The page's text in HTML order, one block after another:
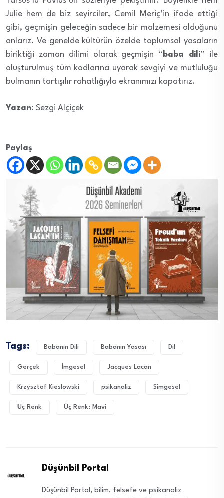
Julie hem de biz seyirciler, Cemil Meriç’in ifade ettiği
gibi, geçmişin geleceğin sadece bir malzemesi olduğunu
anlarız. Ve genelde kültürün özelde toplumsal yasaların
biriktiği zaman dilimi olarak geçmişin “baba dili” ile
oluşturulmuş tüm kodlarına uyarak sevgiyi ve mutluluğu
bulmanın tartışılır rahatlığıyla ekranımızı kapatırız.
Yazan: Sezgi Alçiçek
Paylaş
Tags: Babanın Dili Babanın Yasası Dil
Gerçek İmgesel Jacques Lacan
Krzysztof Kieslowski psikanaliz Simgesel
Üç Renk Üç Renk: Mavi
Düşünbil Portal
Düşünbil Portal, bilim, felsefe ve psikanaliz